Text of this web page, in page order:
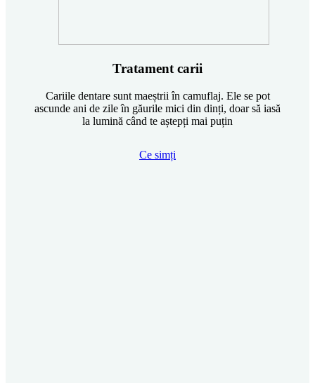
Tratament carii
Cariile dentare sunt maeștrii în camuflaj. Ele se pot
ascunde ani de zile în găurile mici din dinți, doar să iasă
la lumină când te aștepți mai puțin
Ce simți